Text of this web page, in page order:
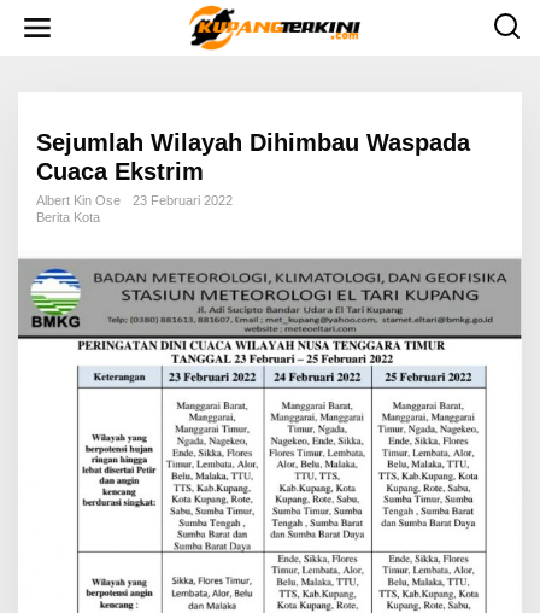
Sejumlah Wilayah Dihimbau Waspada
Cuaca Ekstrim
Albert Kin Ose
23 Februari 2022
Berita Kota